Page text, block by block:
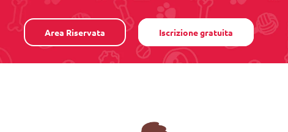
Area Riservata Iscrizione gratuita